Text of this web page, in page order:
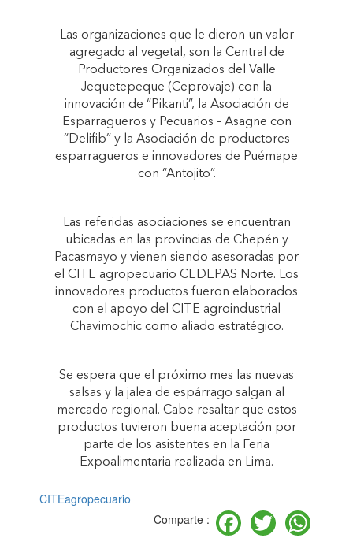
Las organizaciones que le dieron un valor
agregado al vegetal, son la Central de
Productores Organizados del Valle
Jequetepeque (Ceprovaje) con la
innovación de “Pikanti”, la Asociación de
Esparragueros y Pecuarios – Asagne con
“Delifib” y la Asociación de productores
esparragueros e innovadores de Puémape
con “Antojito”.
Las referidas asociaciones se encuentran
ubicadas en las provincias de Chepén y
Pacasmayo y vienen siendo asesoradas por
el CITE agropecuario CEDEPAS Norte. Los
innovadores productos fueron elaborados
con el apoyo del CITE agroindustrial
Chavimochic como aliado estratégico.
Se espera que el próximo mes las nuevas
salsas y la jalea de espárrago salgan al
mercado regional. Cabe resaltar que estos
productos tuvieron buena aceptación por
parte de los asistentes en la Feria
Expoalimentaria realizada en Lima.
CITEagropecuario
Comparte :
Facebook
Twitter